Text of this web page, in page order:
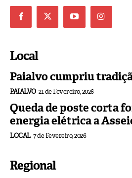
Local
Paialvo cumpriu
PAIALVO 21 de Fevereiro, 2026
Queda de poste corta
energia elétrica a
LOCAL 7 de Fevereiro, 2026
Regional